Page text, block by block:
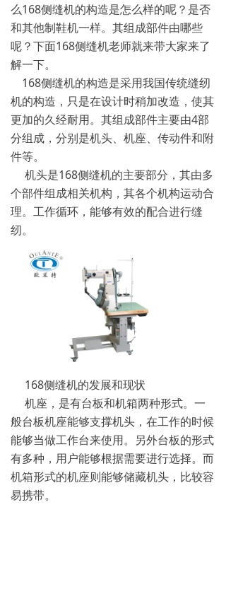
么168侧缝机的构造是怎么样的呢？是否
和其他制鞋机一样。其组成部件由哪些
呢？下面168侧缝机老师就来带大家来了
解一下。
168侧缝机的构造是采用我国传统缝纫
机的构造，只是在设计时稍加改造，使其
更加的久经耐用。其组成部件主要由4部
分组成，分别是机头、机座、传动件和附
件等。
机头是168侧缝机的主要部分，其由多
个部件组成相关机构，其各个机构运动合
理。工作循环，能够有效的配合进行缝
纫。
168侧缝机的发展和现状
机座，是有台板和机箱两种形式。一
般台板机座能够支撑机头，在工作的时候
能够当做工作台来使用。另外台板的形式
有多种，用户能够根据需要进行选择。而
机箱形式的机座则能够储藏机头，比较容
易携带。